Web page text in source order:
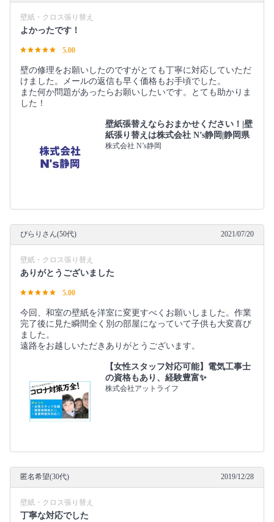
壁紙・クロス張り替え
よかったです！
5.00
壁の修理をお願いしたのですがとても丁寧に対応していただ
けました。メールの返信も早く価格もお手頃でした。
また何か問題があったらお願いしたいです。とても助かりま
した！
壁紙張替えならおまかせください！|壁
紙張り替えは株式会社 N’s静岡|静岡県
株式会社 N’s静岡
ぴらりさん(50代) 2021/07/20
壁紙・クロス張り替え
ありがとうございました
5.00
今回、和室の壁紙を洋室に変更すべくお願いしました。作業
完了後に見た瞬間全く別の部屋になっていて子供も大変喜び
ました。
遠路をお越しいただきありがとうございます。
【女性スタッフ対応可能】電気工事士
の資格もあり、経験豊富✨
株式会社アットライフ
匿名希望(30代) 2019/12/28
壁紙・クロス張り替え
丁寧な対応でした